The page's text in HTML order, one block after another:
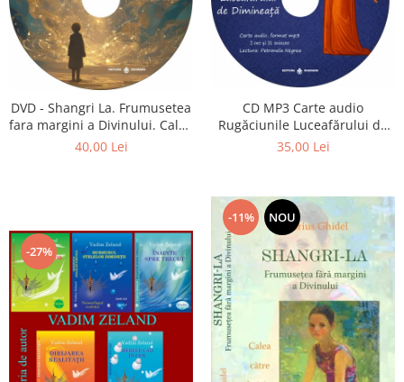
DVD - Shangri La. Frumusetea
fara margini a Divinului. Calea
catre fericire
40,00 Lei
CD MP3 Carte audio
Rugăciunile Luceafărului de
dimineață
35,00 Lei
-27%
-11% NOU